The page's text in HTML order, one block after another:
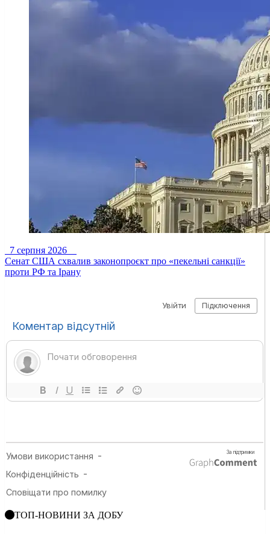
7 серпня 2026
Сенат США схвалив законопроєкт про «пекельні санкції»
проти РФ та Ірану
ТОП-НОВИНИ ЗА ДОБУ